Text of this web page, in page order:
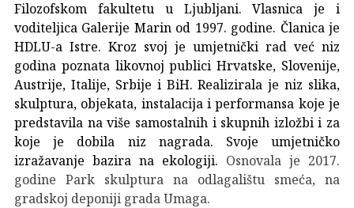
Filozofskom fakultetu u Ljubljani. Vlasnica je i
voditeljica Galerije Marin od 1997. godine. Članica je
HDLU-a Istre. Kroz svoj je umjetnički rad već niz
godina poznata likovnoj publici Hrvatske, Slovenije,
Austrije, Italije, Srbije i BiH. Realizirala je niz slika,
skulptura, objekata, instalacija i performansa koje je
predstavila na više samostalnih i skupnih izložbi i za
koje je dobila niz nagrada. Svoje umjetničko
izražavanje bazira na ekologiji. Osnovala je 2017.
godine Park skulptura na odlagalištu smeća, na
gradskoj deponiji grada Umaga.